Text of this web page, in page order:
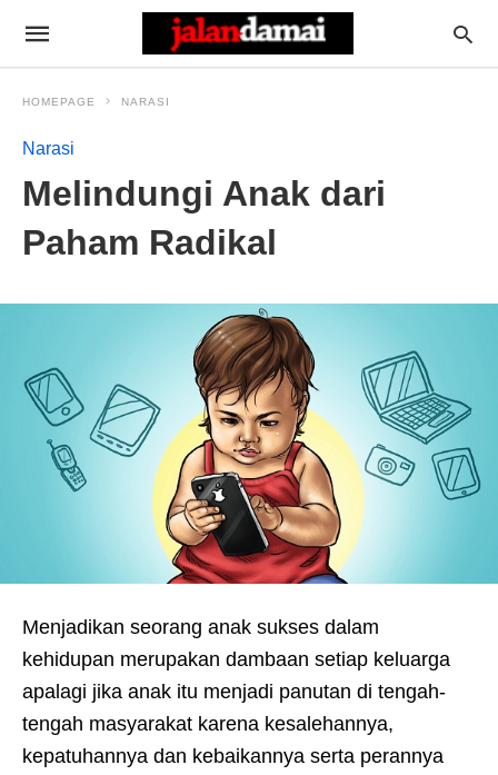
HOMEPAGE NARASI
Narasi
Melindungi Anak dari
Paham Radikal
Menjadikan seorang anak sukses dalam
kehidupan merupakan dambaan setiap keluarga
apalagi jika anak itu menjadi panutan di tengah-
tengah masyarakat karena kesalehannya,
kepatuhannya dan kebaikannya serta perannya